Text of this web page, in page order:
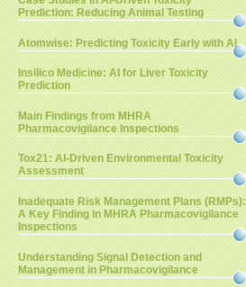
Prediction: Reducing Animal Testing
Atomwise: Predicting Toxicity Early with AI
Insilico Medicine: AI for Liver Toxicity
Prediction
Main Findings from MHRA
Pharmacovigilance Inspections
Tox21: AI-Driven Environmental Toxicity
Assessment
Inadequate Risk Management Plans (RMPs):
A Key Finding in MHRA Pharmacovigilance
Inspections
Understanding Signal Detection and
Management in Pharmacovigilance